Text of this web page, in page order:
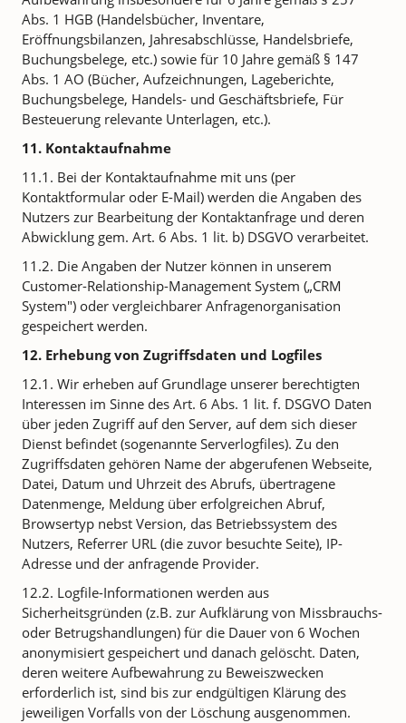
Abs. 1 HGB (Handelsbücher, Inventare,
Eröffnungsbilanzen, Jahresabschlüsse, Handelsbriefe,
Buchungsbelege, etc.) sowie für 10 Jahre gemäß § 147
Abs. 1 AO (Bücher, Aufzeichnungen, Lageberichte,
Buchungsbelege, Handels- und Geschäftsbriefe, Für
Besteuerung relevante Unterlagen, etc.).
11. Kontaktaufnahme
11.1. Bei der Kontaktaufnahme mit uns (per
Kontaktformular oder E-Mail) werden die Angaben des
Nutzers zur Bearbeitung der Kontaktanfrage und deren
Abwicklung gem. Art. 6 Abs. 1 lit. b) DSGVO verarbeitet.
11.2. Die Angaben der Nutzer können in unserem
Customer-Relationship-Management System („CRM
System") oder vergleichbarer Anfragenorganisation
gespeichert werden.
12. Erhebung von Zugriffsdaten und Logfiles
12.1. Wir erheben auf Grundlage unserer berechtigten
Interessen im Sinne des Art. 6 Abs. 1 lit. f. DSGVO Daten
über jeden Zugriff auf den Server, auf dem sich dieser
Dienst befindet (sogenannte Serverlogfiles). Zu den
Zugriffsdaten gehören Name der abgerufenen Webseite,
Datei, Datum und Uhrzeit des Abrufs, übertragene
Datenmenge, Meldung über erfolgreichen Abruf,
Browsertyp nebst Version, das Betriebssystem des
Nutzers, Referrer URL (die zuvor besuchte Seite), IP-
Adresse und der anfragende Provider.
12.2. Logfile-Informationen werden aus
Sicherheitsgründen (z.B. zur Aufklärung von Missbrauchs-
oder Betrugshandlungen) für die Dauer von 6 Wochen
anonymisiert gespeichert und danach gelöscht. Daten,
deren weitere Aufbewahrung zu Beweiszwecken
erforderlich ist, sind bis zur endgültigen Klärung des
jeweiligen Vorfalls von der Löschung ausgenommen.